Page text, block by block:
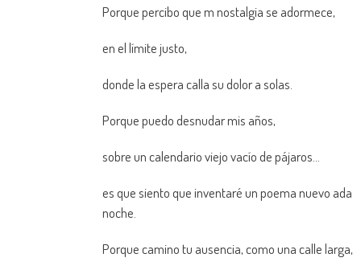
Porque percibo que m nostalgia se adormece,
en el límite justo,
donde la espera calla su dolor a solas.
Porque puedo desnudar mis años,
sobre un calendario viejo vacío de pájaros…
es que siento que inventaré un poema nuevo ada
noche.
Porque camino tu ausencia, como una calle larga,